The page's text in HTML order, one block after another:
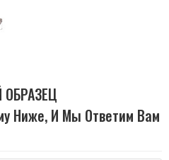
Ниже, И Мы Ответим Вам